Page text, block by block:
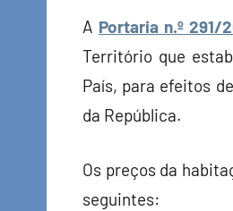
A Portaria n.º 291/
Território que
País, para efeitos
da República.
Os preços da
seguintes: